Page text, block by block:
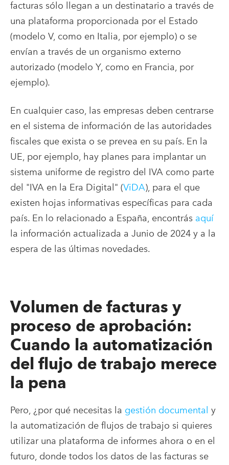
facturas sólo llegan a un destinatario a través de
una plataforma proporcionada por el Estado
(modelo V, como en Italia, por ejemplo) o se
envían a través de un organismo externo
autorizado (modelo Y, como en Francia, por
ejemplo).
En cualquier caso, las empresas deben centrarse
en el sistema de información de las autoridades
fiscales que exista o se prevea en su país. En la
UE, por ejemplo, hay planes para implantar un
sistema uniforme de registro del IVA como parte
del "IVA en la Era Digital" (ViDA), para el que
existen hojas informativas específicas para cada
país. En lo relacionado a España, encontrás aquí
la información actualizada a Junio de 2024 y a la
espera de las últimas novedades.
Volumen de facturas y
proceso de aprobación:
Cuando la automatización
del flujo de trabajo merece
la pena
Pero, ¿por qué necesitas la gestión documental y
la automatización de flujos de trabajo si quieres
utilizar una plataforma de informes ahora o en el
futuro, donde todos los datos de las facturas se